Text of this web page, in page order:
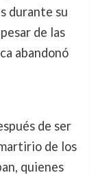
durante su
de las
abandonó
de ser
de los
quienes